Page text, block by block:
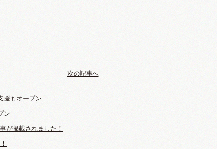
次の記事へ
援もオープン
ン
が掲載されました！